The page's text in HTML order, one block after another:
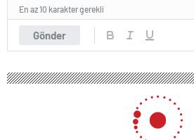
Gönder
En az 10 karakter gerekli